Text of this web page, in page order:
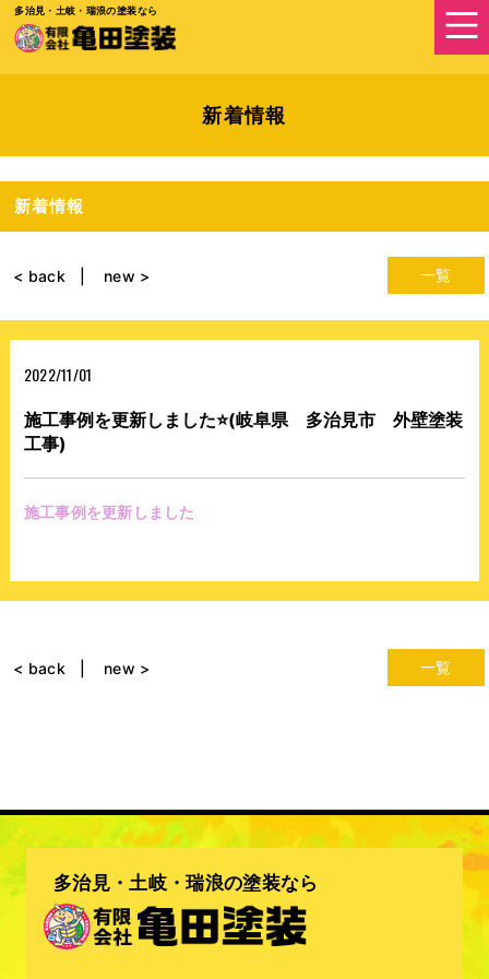
多治見・土岐・瑞浪の塗装なら
新着情報
新着情報
一覧
< back new >
2022/11/01
施工事例を更新しました⭐(岐阜県 多治見市 外壁塗装
工事)
施工事例を更新しました
一覧
< back new >
多治見・土岐・瑞浪の塗装なら